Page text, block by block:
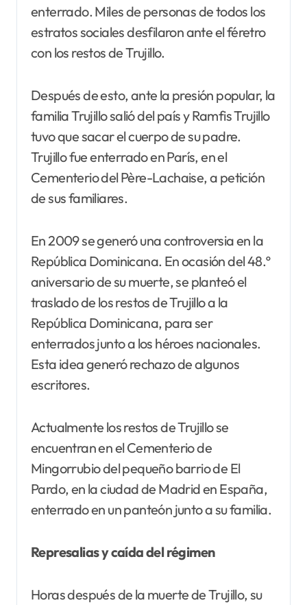
enterrado. Miles de personas de todos los
estratos sociales desfilaron ante el féretro
con los restos de Trujillo.
Después de esto, ante la presión popular, la
familia Trujillo salió del país y Ramfis Trujillo
tuvo que sacar el cuerpo de su padre.
Trujillo fue enterrado en París, en el
Cementerio del Père-Lachaise, a petición
de sus familiares.
En 2009 se generó una controversia en la
República Dominicana. En ocasión del 48.º
aniversario de su muerte, se planteó el
traslado de los restos de Trujillo a la
República Dominicana, para ser
enterrados junto a los héroes nacionales.
Esta idea generó rechazo de algunos
escritores.
Actualmente los restos de Trujillo se
encuentran en el Cementerio de
Mingorrubio del pequeño barrio de El
Pardo, en la ciudad de Madrid en España,
enterrado en un panteón junto a su familia.
Represalias y caída del régimen
Horas después de la muerte de Trujillo, su